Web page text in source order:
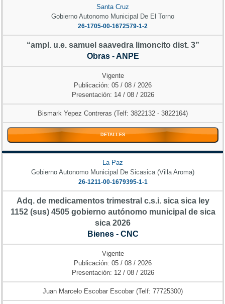
Santa Cruz
Gobierno Autonomo Municipal De El Torno
26-1705-00-1672579-1-2
“ampl. u.e. samuel saavedra limoncito dist. 3”
Obras - ANPE
Vigente
Publicación: 05 / 08 / 2026
Presentación: 14 / 08 / 2026
Bismark Yepez Contreras (Telf: 3822132 - 3822164)
DETALLES
La Paz
Gobierno Autonomo Municipal De Sicasica (Villa Aroma)
26-1211-00-1679395-1-1
Adq. de medicamentos trimestral c.s.i. sica sica ley
1152 (sus) 4505 gobierno autónomo municipal de sica
sica 2026
Bienes - CNC
Vigente
Publicación: 05 / 08 / 2026
Presentación: 12 / 08 / 2026
Juan Marcelo Escobar Escobar (Telf: 77725300)